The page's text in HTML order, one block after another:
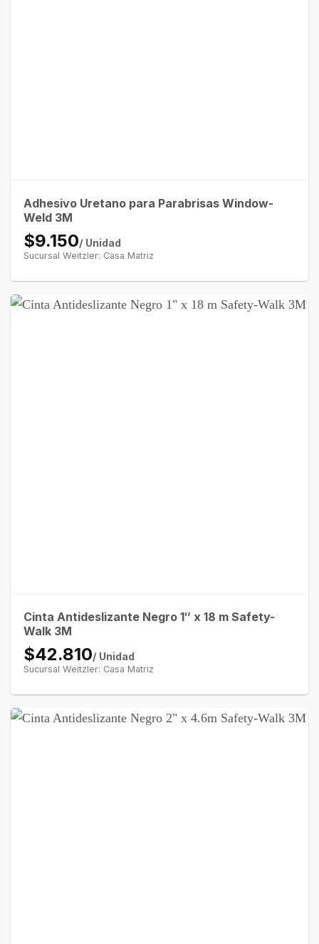
Adhesivo Uretano para Parabrisas Window-
Weld 3M
$9.150/ Unidad
Sucursal Weitzler: Casa Matriz
Cinta Antideslizante Negro 1″ x 18 m Safety-
Walk 3M
$42.810/ Unidad
Sucursal Weitzler: Casa Matriz